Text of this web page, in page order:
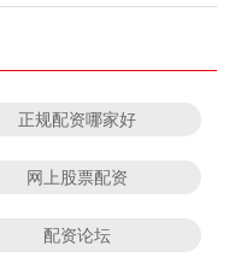
正规配资哪家好
网上股票配资
配资论坛